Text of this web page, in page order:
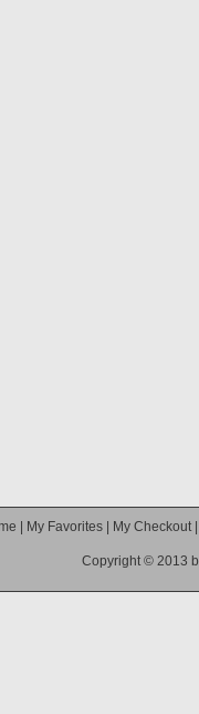
My Favorites My Checkout
Copyright © 2013